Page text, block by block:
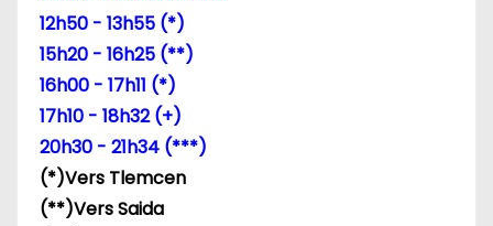
a
r
12h50 - 13h55 (*)
15h20 - 16h25 (**)
16h00 - 17h11 (*)
17h10 - 18h32 (+)
20h30 - 21h34 (***)
(*)Vers Tlemcen
(**)Vers Saida